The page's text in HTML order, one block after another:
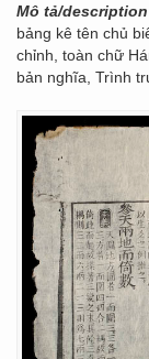
Mô tả/description
bảng kê tên chủ
chỉnh, toàn chữ
bản nghĩa, Trình